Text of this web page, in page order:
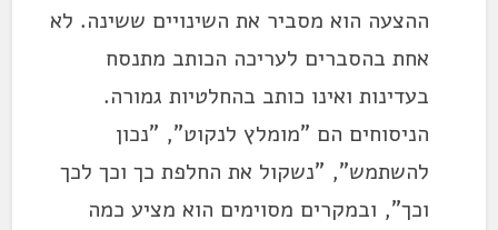
ההצעה הוא מסביר את השינויים ששינה. לא
אחת בהסברים לעריכה הכותב מתנסח
בעדינות ואינו כותב בהחלטיות גמורה.
הניסוחים הם "מומלץ לנקוט", "נכון
להשתמש", "נשקול את החלפת כך וכך לכך
וכך", ובמקרים מסוימים הוא מציע כמה